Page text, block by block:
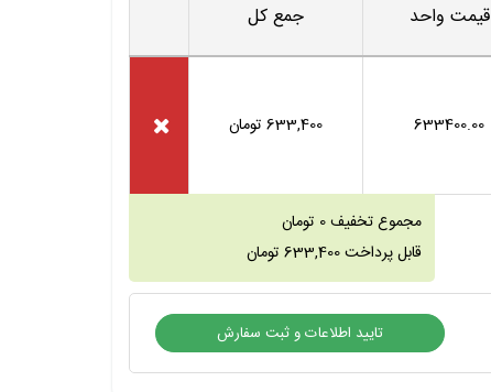
قیمت واحد جمع کل
633400.00
633,400 تومان
مجموع تخفیف0 تومان
قابل پرداخت633,400 تومان